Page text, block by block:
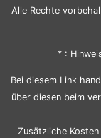
Alle Rechte
* :
Bei diesem Link
über diesen beim
Zusätzliche